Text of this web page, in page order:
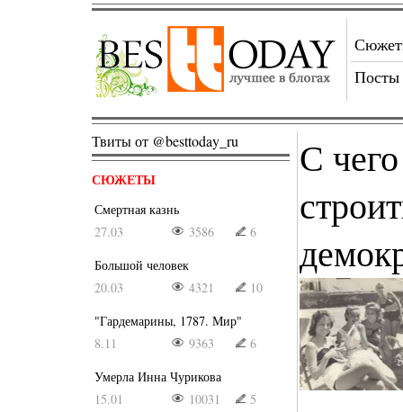
Посты
Твиты от @besttoday_ru
СЮЖЕТЫ
Смертная казнь
27.03
3586
6
Большой человек
20.03
4321
10
"Гардемарины, 1787. Мир"
8.11
9363
6
Умерла Инна Чурикова
15.01
10031
5
С